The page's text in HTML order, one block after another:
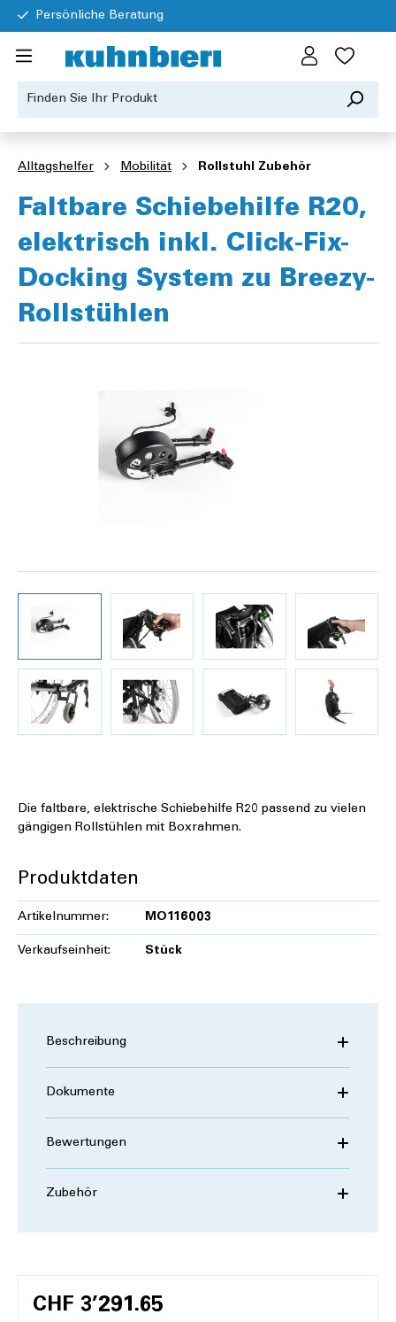
Persönliche Beratung
Alltagshelfer Mobilität Rollstuhl Zubehör
Faltbare Schiebehilfe R20,
elektrisch inkl. Click-Fix-
Docking System zu Breezy-
Rollstühlen
Die faltbare, elektrische Schiebehilfe R20 passend zu vielen
gängigen Rollstühlen mit Boxrahmen.
Produktdaten
Artikelnummer: MO116003
Verkaufseinheit: Stück
Beschreibung
Dokumente
Bewertungen
Zubehör
CHF 3’291.65